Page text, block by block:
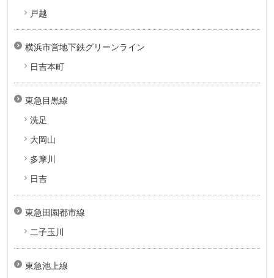
戸越
横浜市営地下鉄グリーンライン
日吉本町
東急目黒線
洗足
大岡山
多摩川
日吉
東急田園都市線
二子玉川
東急池上線